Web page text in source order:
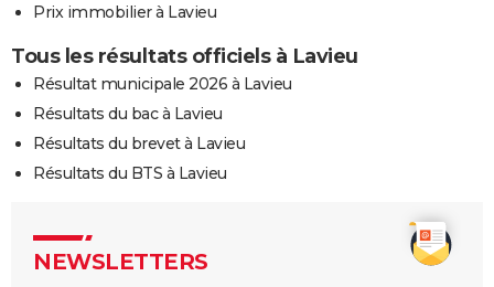
Prix immobilier à Lavieu
Tous les résultats officiels à Lavieu
Résultat municipale 2026 à Lavieu
Résultats du bac à Lavieu
Résultats du brevet à Lavieu
Résultats du BTS à Lavieu
NEWSLETTERS